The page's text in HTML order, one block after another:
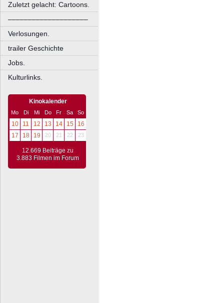
Zuletzt gelacht: Cartoons.
––––––––––––––––––––
Verlosungen.
trailer Geschichte
Jobs.
Kulturlinks.
Kinokalender
Mo Di Mi Do Fr Sa So
10 11 12 13 14 15
16
17
18 19 20 21 22 23
12.669 Beiträge zu
3.883 Filmen im Forum